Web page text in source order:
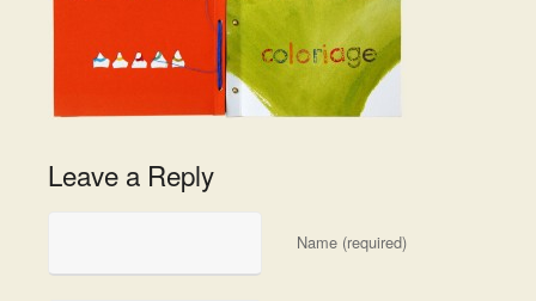
Leave a Reply
Name (required)